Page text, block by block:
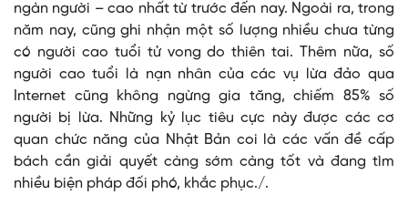
ngàn người – cao nhất từ trước đến nay. Ngoài ra, trong
năm nay, cũng ghi nhận một số lượng nhiều chưa từng
có người cao tuổi tử vong do thiên tai. Thêm nữa, số
người cao tuổi là nạn nhân của các vụ lừa đảo qua
Internet cũng không ngừng gia tăng, chiếm 85% số
người bị lừa. Những kỷ lục tiêu cực này được các cơ
quan chức năng của Nhật Bản coi là các vấn đề cấp
bách cần giải quyết càng sớm càng tốt và đang tìm
nhiều biện pháp đối phó, khắc phục./.